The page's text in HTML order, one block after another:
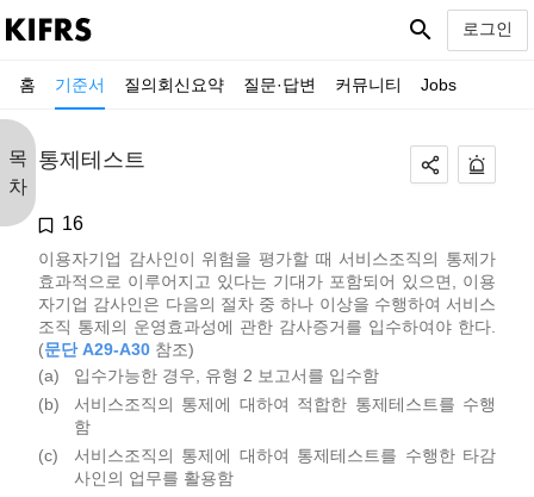
홈 기준서 질의회신요약 질문·답변 커뮤니티 Jobs
search 로그인
목
차
통제테스트
16
이용자기업 감사인이 위험을 평가할 때 서비스조직의 통제가
효과적으로 이루어지고 있다는 기대가 포함되어 있으면, 이용
자기업 감사인은 다음의 절차 중 하나 이상을 수행하여 서비스
조직 통제의 운영효과성에 관한 감사증거를 입수하여야 한다.
(문단 A29-A30 참조)
(a)
입수가능한 경우, 유형 2 보고서를 입수함
(b)
서비스조직의 통제에 대하여 적합한 통제테스트를 수행
함
(c)
서비스조직의 통제에 대하여 통제테스트를 수행한 타감
사인의 업무를 활용함